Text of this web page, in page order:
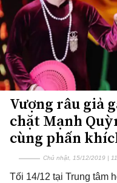
Vượng râu giả
chặt Mạnh
cùng phấn
Chủ nhật, 15/12/2019 |
Tối 14/12 tại Trung tâm